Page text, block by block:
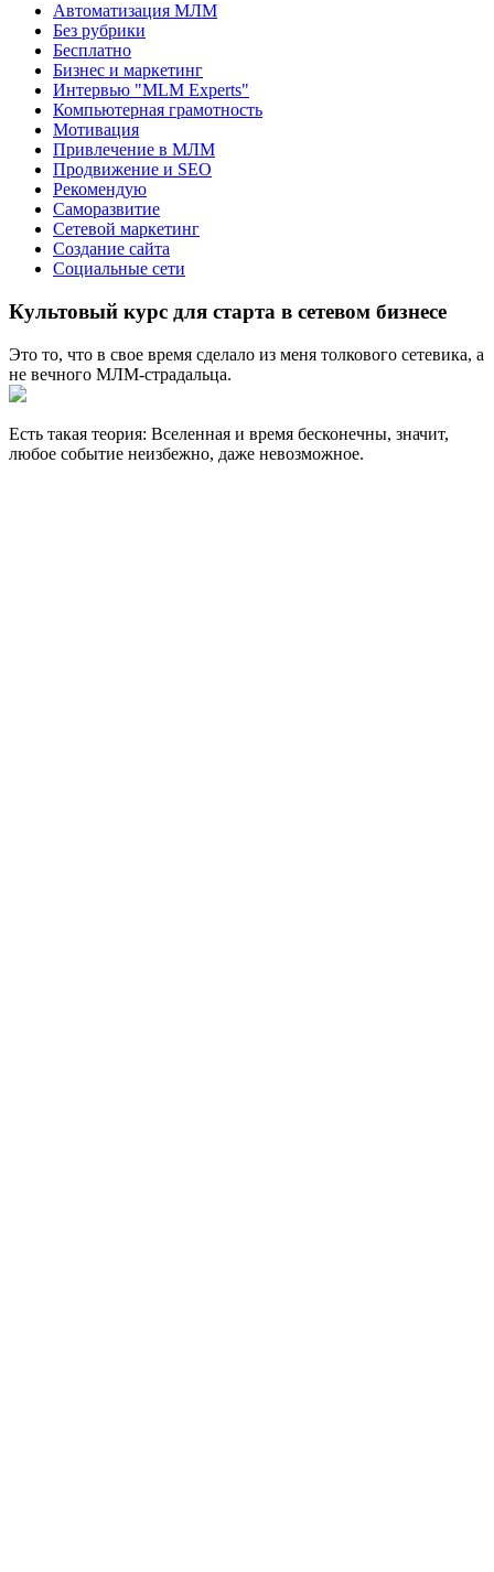
Автоматизация МЛМ
Без рубрики
Бесплатно
Бизнес и маркетинг
Интервью "MLM Experts"
Компьютерная грамотность
Мотивация
Привлечение в МЛМ
Продвижение и SEO
Рекомендую
Саморазвитие
Сетевой маркетинг
Создание сайта
Социальные сети
Культовый курс для старта в сетевом бизнесе
Это то, что в свое время сделало из меня толкового сетевика, а
не вечного МЛМ-страдальца.
Есть такая теория: Вселенная и время бесконечны, значит,
любое событие неизбежно, даже невозможное.